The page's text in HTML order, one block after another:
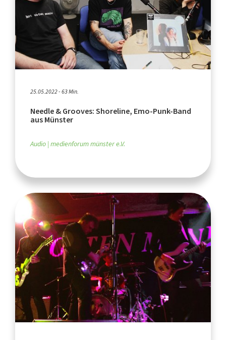
25.05.2022 - 63 Min.
Needle & Grooves: Shoreline, Emo-Punk-Band
aus Münster
Audio medienforum münster e.V.